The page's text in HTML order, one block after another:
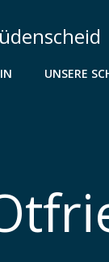
UNSERE